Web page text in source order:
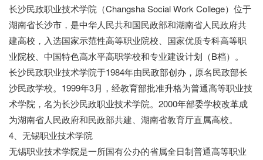
长沙民政职业技术学院（Changsha Social Work College）位于
湖南省长沙市，是中华人民共和国民政部和湖南省人民政府共
建高校，入选国家示范性高等职业院校、国家优质专科高等职
业院校、中国特色高水平高职学校和专业建设计划（B档）。
长沙民政职业技术学院于1984年由民政部创办，原名民政部长
沙民政学校。1999年3月，经教育部批准升格为普通高等职业技
术学院，名为长沙民政职业技术学院。2000年部委学校改革成
为湖南省人民政府和民政部共建、湖南省教育厅直属高校。
4、无锡职业技术学院
无锡职业技术学院是一所国有公办的省属全日制普通高等职业